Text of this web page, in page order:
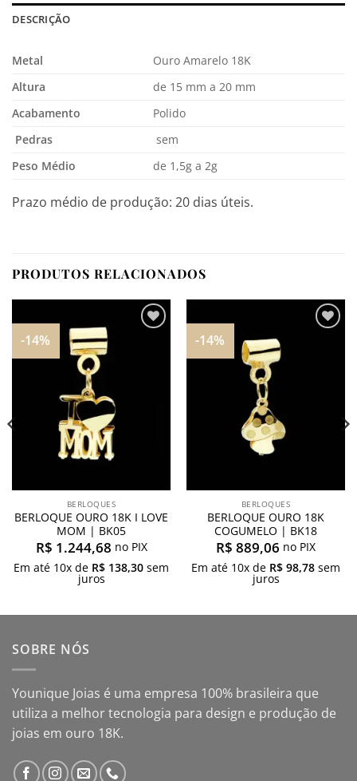
DESCRIÇÃO
Metal
Ouro Amarelo 18K
Altura
de 15 mm a 20 mm
Acabamento
Polido
Pedras
sem
Peso Médio
de 1,5g a 2g
Prazo médio de produção: 20 dias úteis.
PRODUTOS RELACIONADOS
-14%
BERLOQUES
BERLOQUE OURO 18K I LOVE
MOM | BK05
R$ 1.244,68 no PIX
Em até 10x de R$ 138,30 sem
juros
-14%
BERLOQUES
BERLOQUE OURO 18K
COGUMELO | BK18
R$ 889,06 no PIX
Em até 10x de R$ 98,78 sem
juros
SOBRE NÓS
Younique Joias é uma empresa 100% brasileira que
utiliza a melhor tecnologia para design e produção de
joias em ouro 18K.